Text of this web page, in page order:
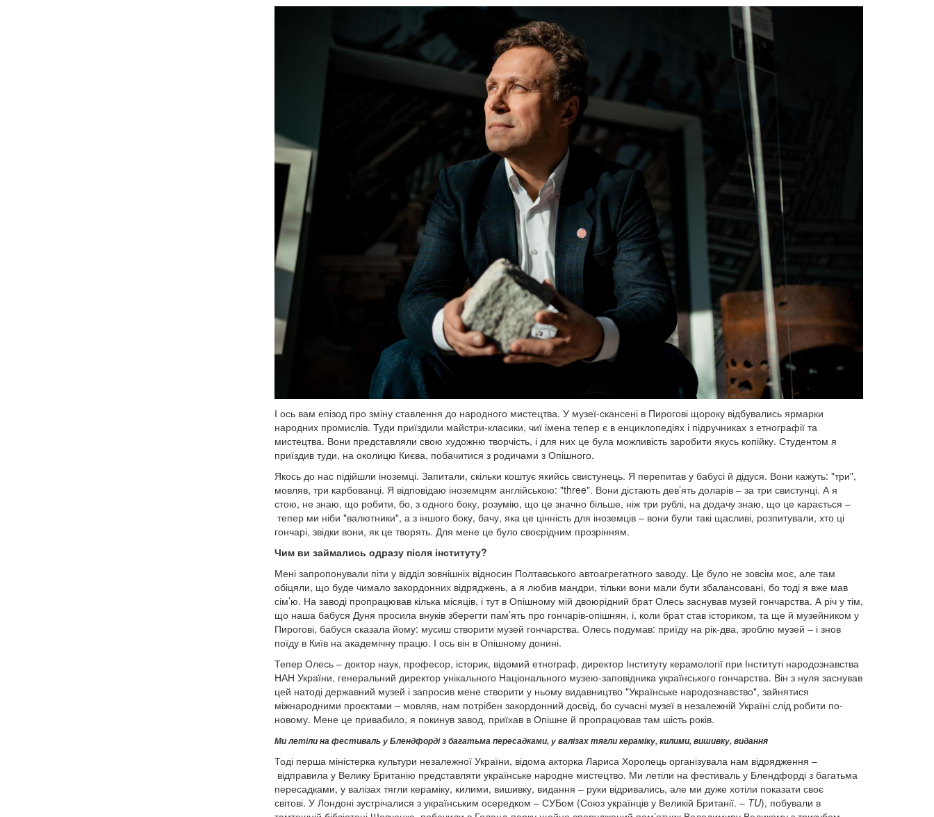
І ось вам епізод про зміну ставлення до народного мистецтва. У музеї-скансені в Пирогові щороку відбувались ярмарки
народних промислів. Туди приїздили майстри-класики, чиї імена тепер є в енциклопедіях і підручниках з етнографії та
мистецтва. Вони представляли свою художню творчість, і для них це була можливість заробити якусь копійку. Студентом я
приїздив туди, на околицю Києва, побачитися з родичами з Опішного.
Якось до нас підійшли іноземці. Запитали, скільки коштує якийсь свистунець. Я перепитав у бабусі й дідуся. Вони кажуть: "три",
мовляв, три карбованці. Я відповідаю іноземцям англійською: "three". Вони дістають дев’ять доларів – за три свистунці. А я
стою, не знаю, що робити, бо, з одного боку, розумію, що це значно більше, ніж три рублі, на додачу знаю, що це карається –
тепер ми ніби "валютники", а з іншого боку, бачу, яка це цінність для іноземців – вони були такі щасливі, розпитували, хто ці
гончарі, звідки вони, як це творять. Для мене це було своєрідним прозрінням.
Чим ви займались одразу після інституту?
Мені запропонували піти у відділ зовнішніх відносин Полтавського автоагрегатного заводу. Це було не зовсім моє, але там
обіцяли, що буде чимало закордонних відряджень, а я любив мандри, тільки вони мали бути збалансовані, бо тоді я вже мав
сім’ю. На заводі пропрацював кілька місяців, і тут в Опішному мій двоюрідний брат Олесь заснував музей гончарства. А річ у тім,
що наша бабуся Дуня просила внуків зберегти пам’ять про гончарів-опішнян, і, коли брат став істориком, та ще й музейником у
Пирогові, бабуся сказала йому: мусиш створити музей гончарства. Олесь подумав: приїду на рік-два, зроблю музей – і знов
поїду в Київ на академічну працю. І ось він в Опішному донині.
Тепер Олесь – доктор наук, професор, історик, відомий етнограф, директор Інституту керамології при Інституті народознавства
НАН України, генеральний директор унікального Національного музею-заповідника українського гончарства. Він з нуля заснував
цей натоді державний музей і запросив мене створити у ньому видавництво "Українське народознавство", зайнятися
міжнародними проєктами – мовляв, нам потрібен закордонний досвід, бо сучасні музеї в незалежній Україні слід робити по-
новому. Мене це привабило, я покинув завод, приїхав в Опішне й пропрацював там шість років.
Ми летіли на фестиваль у Блендфорді з багатьма пересадками, у валізах тягли кераміку, килими, вишивку, видання
Тоді перша міністерка культури незалежної України, відома акторка Лариса Хоролець організувала нам відрядження –
відправила у Велику Британію представляти українське народне мистецтво. Ми летіли на фестиваль у Блендфорді з багатьма
пересадками, у валізах тягли кераміку, килими, вишивку, видання – руки відривались, але ми дуже хотіли показати своє
світові. У Лондоні зустрічалися з українським осередком – СУБом (Союз українців у Великій Британії. – TU), побували в